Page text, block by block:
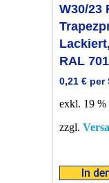
W30/23
RAL
0,21 € per
exkl. 19
zzgl.
In